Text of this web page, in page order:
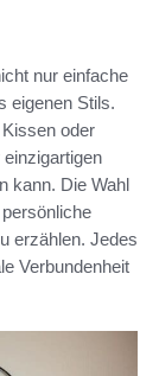
nur einfache
eigenen Stils.
oder
kann. Die Wahl
erzählen. Jedes
Verbundenheit